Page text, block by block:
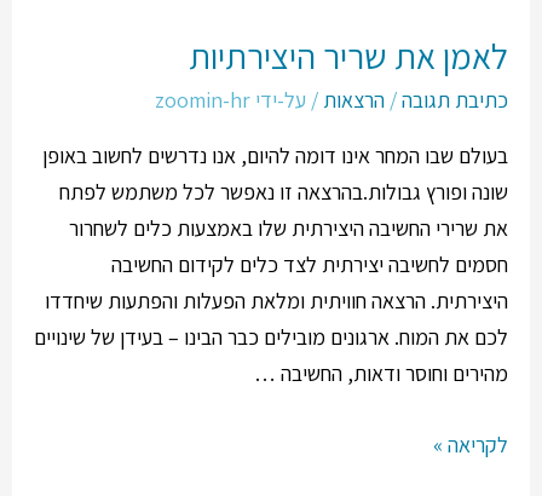
לאמן את שריר היצירתיות
כתיבת תגובה/ הרצאות / על-ידי zoomin-hr
בעולם שבו המחר אינו דומה להיום, אנו נדרשים לחשוב באופן
שונה ופורץ גבולות.בהרצאה זו נאפשר לכל משתמש לפתח
את שרירי החשיבה היצירתית שלו באמצעות כלים לשחרור
חסמים לחשיבה יצירתית לצד כלים לקידום החשיבה
היצירתית. הרצאה חוויתית ומלאת הפעלות והפתעות שיחדדו
לכם את המוח. ארגונים מובילים כבר הבינו – בעידן של שינויים
מהירים וחוסר ודאות, החשיבה …
לקריאה »